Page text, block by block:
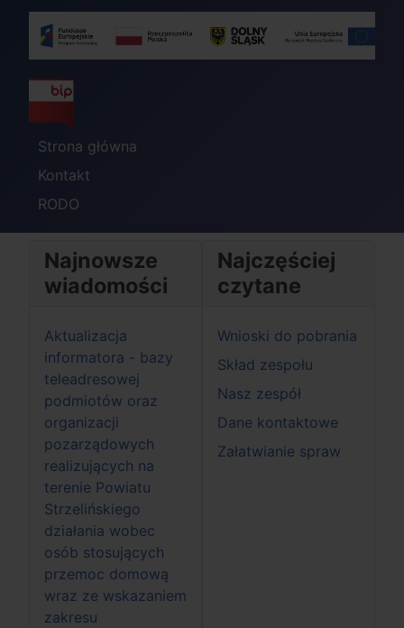
Strona główna
Kontakt
RODO
Najnowsze
wiadomości
Aktualizacja
informatora - bazy
teleadresowej
podmiotów oraz
organizacji
pozarządowych
realizujących na
terenie Powiatu
Strzelińskiego
działania wobec
osób stosujących
przemoc domową
wraz ze wskazaniem
zakresu
Najczęściej
czytane
Wnioski do pobrania
Skład zespołu
Nasz zespół
Dane kontaktowe
Załatwianie spraw